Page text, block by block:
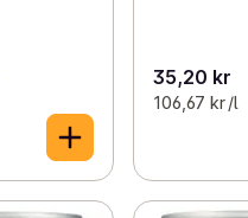
35,20 kr
106,67 kr /l